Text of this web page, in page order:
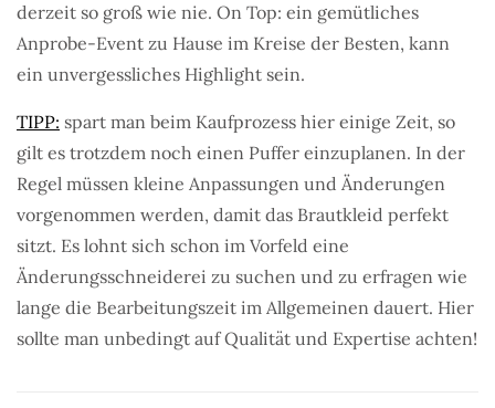
derzeit so groß wie nie. On Top: ein gemütliches
Anprobe-Event zu Hause im Kreise der Besten, kann
ein unvergessliches Highlight sein.
TIPP: spart man beim Kaufprozess hier einige Zeit, so
gilt es trotzdem noch einen Puffer einzuplanen. In der
Regel müssen kleine Anpassungen und Änderungen
vorgenommen werden, damit das Brautkleid perfekt
sitzt. Es lohnt sich schon im Vorfeld eine
Änderungsschneiderei zu suchen und zu erfragen wie
lange die Bearbeitungszeit im Allgemeinen dauert. Hier
sollte man unbedingt auf Qualität und Expertise achten!